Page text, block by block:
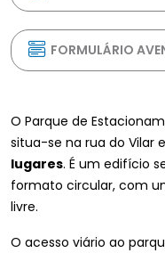
FORMULÁRIO
O Parque de
situa-se na rua do Vilar
lugares. É um edifício
formato circular, com
livre.
O acesso viário ao